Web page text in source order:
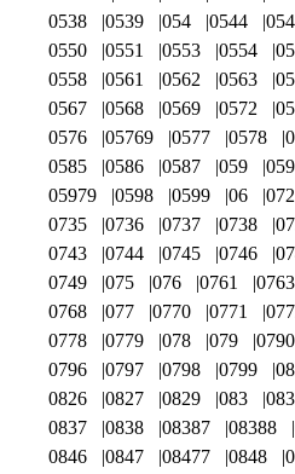
0538
0539 054 0544
0550
0551 0553 0554
0558
0561 0562 0563
0567
0568 0569 0572
0576
05769 0577 0578
0585
0586 0587 059
05979
0598 0599 06 072
0735
0736 0737 0738
0743
0744 0745 0746
0749
075 076 0761 0763
0768
077 0770 0771
0778
0779 078 079 0790
0796
0797 0798 0799
0826
0827 0829 083
0837
0838 08387 08388
0846
0847 08477 0848